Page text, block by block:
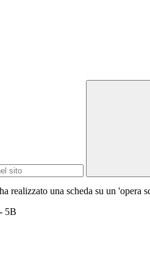
realizzato una scheda su un 'opera
- 5B